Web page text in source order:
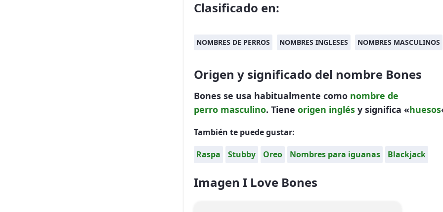
Clasificado en:
NOMBRES DE PERROS NOMBRES INGLESES NOMBRES MASCULINOS
Origen y significado del nombre Bones
Bones se usa habitualmente como nombre de
perro masculino. Tiene origen inglés y significa «huesos
También te puede gustar:
Raspa Stubby Oreo Nombres para iguanas Blackjack
Imagen I Love Bones